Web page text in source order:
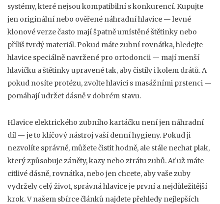
systémy, které nejsou kompatibilní s konkurencí. Kupujte
jen originální nebo ověřené náhradní hlavice — levné
klonové verze často mají špatně umístěné štětinky nebo
příliš tvrdý materiál. Pokud máte zubní rovnátka, hledejte
hlavice speciálně navržené pro ortodoncii — mají menší
hlavičku a štětinky upravené tak, aby čistily i kolem drátů. A
pokud nosíte protézu, zvolte hlavici s masážními prstenci —
pomáhají udržet dásně v dobrém stavu.
Hlavice elektrického zubního kartáčku není jen náhradní
díl — je to klíčový nástroj vaší denní hygieny. Pokud ji
nezvolíte správně, můžete čistit hodně, ale stále nechat plak,
který způsobuje záněty, kazy nebo ztrátu zubů. Ať už máte
citlivé dásně, rovnátka, nebo jen chcete, aby vaše zuby
vydržely celý život, správná hlavice je první a nejdůležitější
krok. V našem sbírce článků najdete přehledy nejlepších